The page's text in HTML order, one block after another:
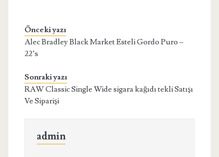
Önceki yazı
Alec Bradley Black Market Esteli Gordo Puro –
22’s
Sonraki yazı
RAW Classic Single Wide sigara kağıdı tekli Satışı
Ve Siparişi
admin